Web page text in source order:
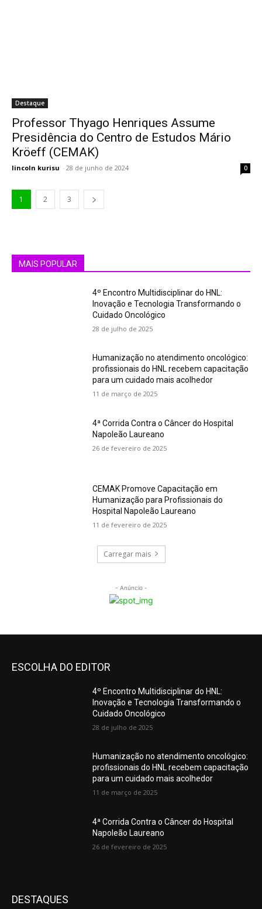
Destaque
Professor Thyago Henriques Assume
Presidência do Centro de Estudos Mário
Kröeff (CEMAK)
lincoln kurisu - 28 de junho de 2024 0
1 2 3
MAIS POPULAR
4º Encontro Multidisciplinar do HNL:
Inovação e Tecnologia Transformando o
Cuidado Oncológico
28 de julho de 2025
Humanização no atendimento oncológico:
profissionais do HNL recebem capacitação
para um cuidado mais acolhedor
11 de março de 2025
4ª Corrida Contra o Câncer do Hospital
Napoleão Laureano
26 de fevereiro de 2025
CEMAK Promove Capacitação em
Humanização para Profissionais do
Hospital Napoleão Laureano
11 de fevereiro de 2025
Carregar mais
- Anúncio -
ESCOLHA DO EDITOR
4º Encontro Multidisciplinar do HNL:
Inovação e Tecnologia Transformando o
Cuidado Oncológico
28 de julho de 2025
Humanização no atendimento oncológico:
profissionais do HNL recebem capacitação
para um cuidado mais acolhedor
11 de março de 2025
4ª Corrida Contra o Câncer do Hospital
Napoleão Laureano
26 de fevereiro de 2025
DESTAQUES